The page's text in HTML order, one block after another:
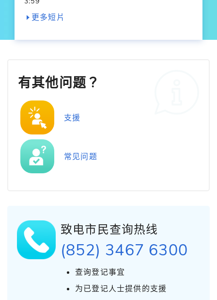
更多短片
有其他问题？
支援
常见问题
致电市民查询热线
(852) 3467 6300
查询登记事宜
为已登记人士提供的支援